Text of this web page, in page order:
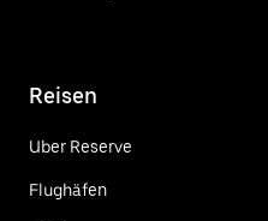
Reisen
Uber Reserve
Flughäfen